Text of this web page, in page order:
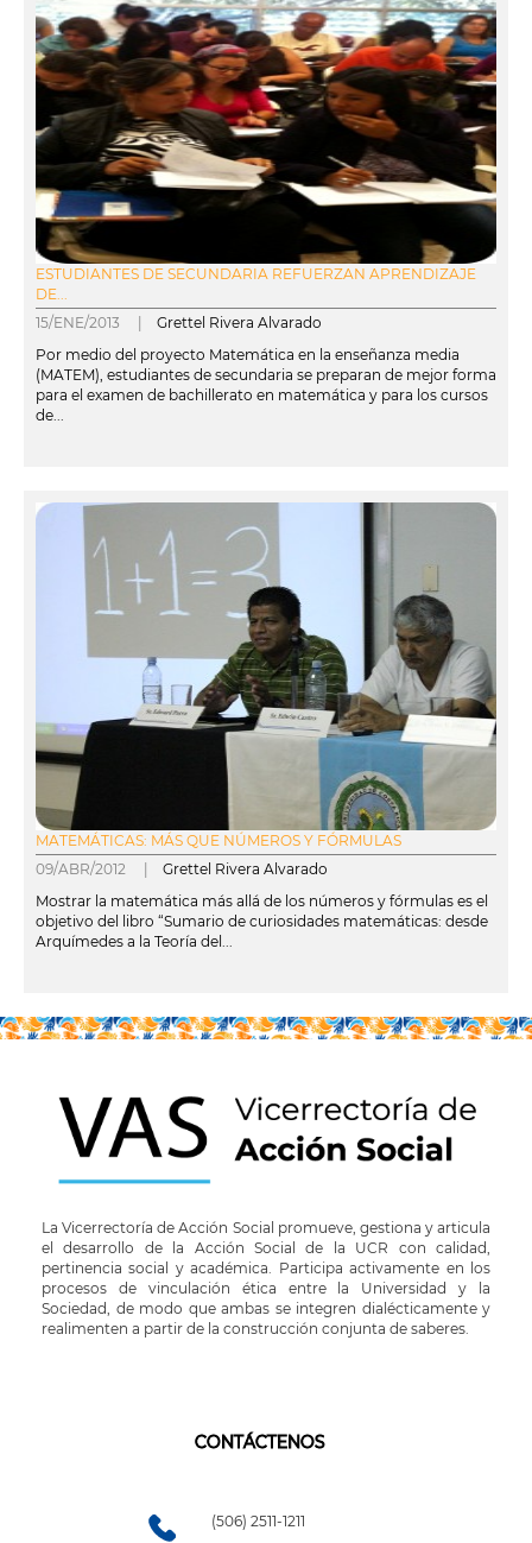
ESTUDIANTES DE SECUNDARIA REFUERZAN APRENDIZAJE
DE...
15/ENE/2013 | Grettel Rivera Alvarado
Por medio del proyecto Matemática en la enseñanza media
(MATEM), estudiantes de secundaria se preparan de mejor forma
para el examen de bachillerato en matemática y para los cursos
de...
MATEMÁTICAS: MÁS QUE NÚMEROS Y FÓRMULAS
09/ABR/2012 | Grettel Rivera Alvarado
Mostrar la matemática más allá de los números y fórmulas es el
objetivo del libro “Sumario de curiosidades matemáticas: desde
Arquímedes a la Teoría del...
La Vicerrectoría de Acción Social promueve, gestiona y articula
el desarrollo de la Acción Social de la UCR con calidad,
pertinencia social y académica. Participa activamente en los
procesos de vinculación ética entre la Universidad y la
Sociedad, de modo que ambas se integren dialécticamente y
realimenten a partir de la construcción conjunta de saberes.
CONTÁCTENOS
(506) 2511-1211